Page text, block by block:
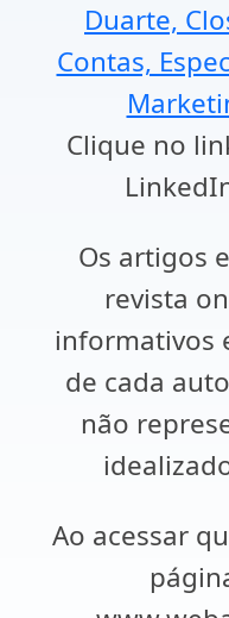
Duarte,
Contas,
Clique no
Os artigos
revista
informativos
de cada
não
Ao acessar